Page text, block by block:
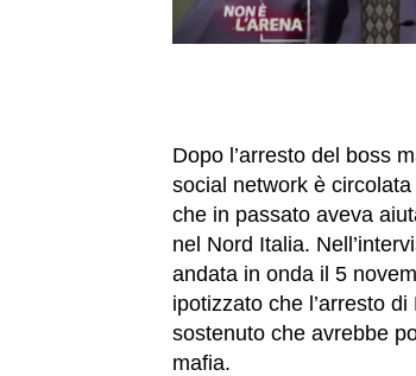
Dopo l’arresto del boss
social network è
che in passato aveva
nel Nord Italia.
andata in onda il 5
ipotizzato che l’arresto
sostenuto che avrebbe
mafia.